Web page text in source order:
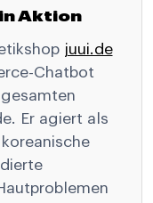
Aktion
juui.de
Chatbot
Er agiert als